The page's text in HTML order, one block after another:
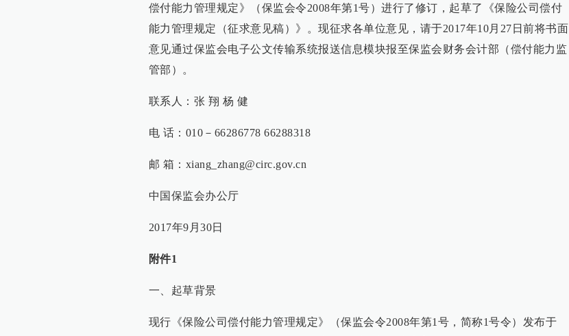
偿付能力管理规定》（保监会令2008年第1号）进行了修订，起草了《保险公司偿付
能力管理规定（征求意见稿）》。现征求各单位意见，请于2017年10月27日前将书面
意见通过保监会电子公文传输系统报送信息模块报至保监会财务会计部（偿付能力监
管部）。
联系人：张 翔 杨 健
电 话：010－66286778 66288318
邮 箱：xiang_zhang@circ.gov.cn
中国保监会办公厅
2017年9月30日
附件1
一、起草背景
现行《保险公司偿付能力管理规定》（保监会令2008年第1号，简称1号令）发布于